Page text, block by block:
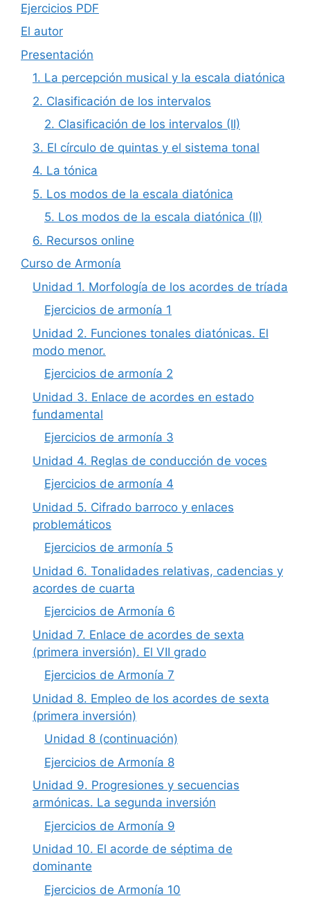
Ejercicios PDF
El autor
Presentación
1. La percepción musical y la escala diatónica
2. Clasificación de los intervalos
2. Clasificación de los intervalos (II)
3. El círculo de quintas y el sistema tonal
4. La tónica
5. Los modos de la escala diatónica
5. Los modos de la escala diatónica (II)
6. Recursos online
Curso de Armonía
Unidad 1. Morfología de los acordes de tríada
Ejercicios de armonía 1
Unidad 2. Funciones tonales diatónicas. El
modo menor.
Ejercicios de armonía 2
Unidad 3. Enlace de acordes en estado
fundamental
Ejercicios de armonía 3
Unidad 4. Reglas de conducción de voces
Ejercicios de armonía 4
Unidad 5. Cifrado barroco y enlaces
problemáticos
Ejercicios de armonía 5
Unidad 6. Tonalidades relativas, cadencias y
acordes de cuarta
Ejercicios de Armonía 6
Unidad 7. Enlace de acordes de sexta
(primera inversión). El VII grado
Ejercicios de Armonía 7
Unidad 8. Empleo de los acordes de sexta
(primera inversión)
Unidad 8 (continuación)
Ejercicios de Armonía 8
Unidad 9. Progresiones y secuencias
armónicas. La segunda inversión
Ejercicios de Armonía 9
Unidad 10. El acorde de séptima de
dominante
Ejercicios de Armonía 10